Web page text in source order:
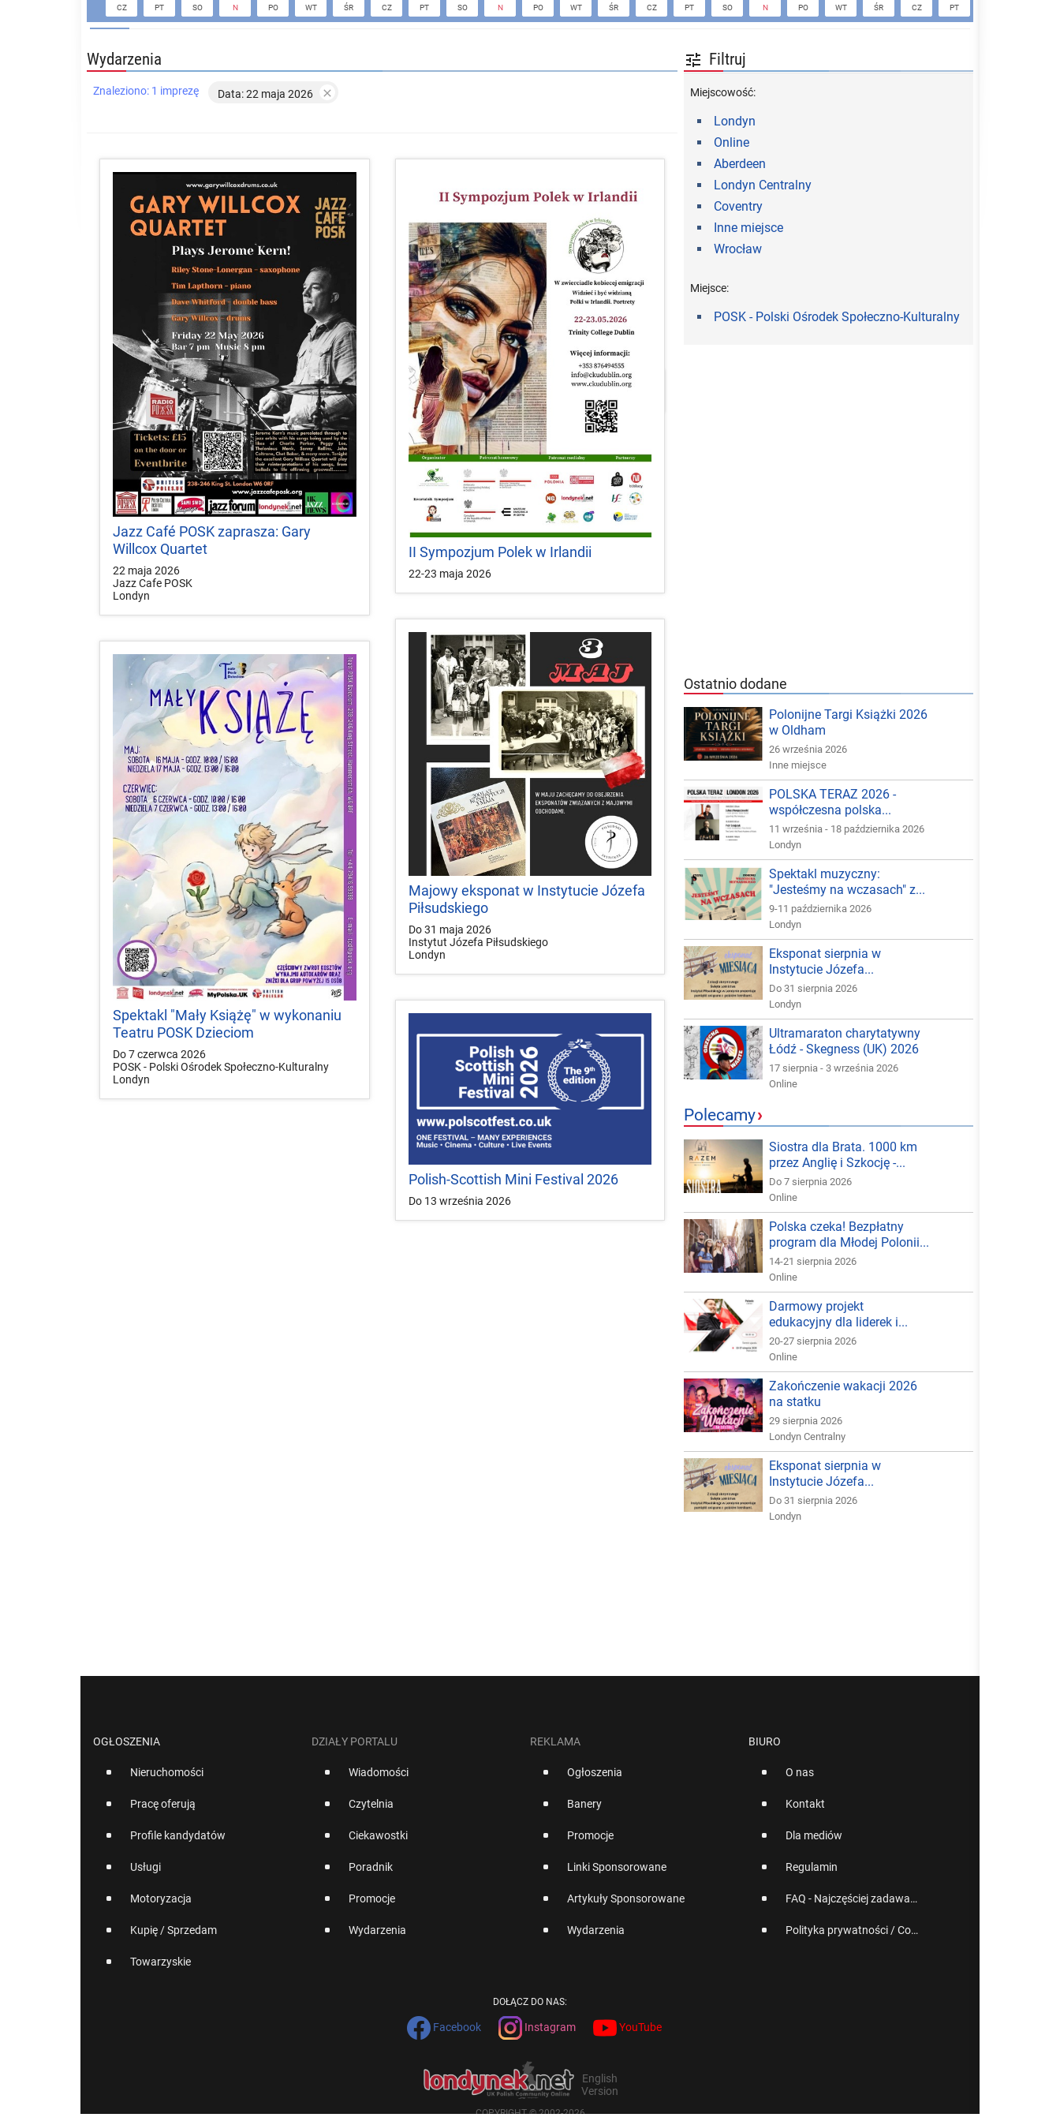
CZ PT SO N PO WT ŚR CZ PT SO N PO WT ŚR CZ PT SO N PO WT ŚR CZ PT
 Filtruj
Miejscowość:
Londyn
Online
Aberdeen
Londyn Centralny
Coventry
Inne miejsce
Wrocław
Miejsce:
POSK - Polski Ośrodek Społeczno-Kulturalny
Wydarzenia

Plakaty

Mapa
local_play
Znaleziono: 1 imprezę Data: 22 maja 2026 
Jazz Café POSK zaprasza: Gary
Willcox Quartet
22 maja 2026
Jazz Cafe POSK
Londyn
II Sympozjum Polek w Irlandii
22-23 maja 2026
Majowy eksponat w Instytucie Józefa
Piłsudskiego
Do 31 maja 2026
Instytut Józefa Piłsudskiego
Londyn
Spektakl "Mały Książę" w wykonaniu
Teatru POSK Dzieciom
Do 7 czerwca 2026
POSK - Polski Ośrodek Społeczno-Kulturalny
Londyn
Polish-Scottish Mini Festival 2026
Do 13 września 2026
Ostatnio dodane
Polonijne Targi Książki 2026
w Oldham
26 września 2026
Inne miejsce
POLSKA TERAZ 2026 -
współczesna polska...
11 września - 18 października 2026
Londyn
Spektakl muzyczny:
"Jesteśmy na wczasach" z...
9-11 października 2026
Londyn
Eksponat sierpnia w
Instytucie Józefa...
Do 31 sierpnia 2026
Londyn
Ultramaraton charytatywny
Łódź - Skegness (UK) 2026
17 sierpnia - 3 września 2026
Online
Polecamy›
Siostra dla Brata. 1000 km
przez Anglię i Szkocję -...
Do 7 sierpnia 2026
Online
Polska czeka! Bezpłatny
program dla Młodej Polonii...
14-21 sierpnia 2026
Online
Darmowy projekt
edukacyjny dla liderek i...
20-27 sierpnia 2026
Online
Zakończenie wakacji 2026
na statku
29 sierpnia 2026
Londyn Centralny
Eksponat sierpnia w
Instytucie Józefa...
Do 31 sierpnia 2026
Londyn
OGŁOSZENIA
Nieruchomości
Pracę oferują
Profile kandydatów
Usługi
Motoryzacja
Kupię / Sprzedam
Towarzyskie
DZIAŁY PORTALU
Wiadomości
Czytelnia
Ciekawostki
Poradnik
Promocje
Wydarzenia
REKLAMA
Ogłoszenia
Banery
Promocje
Linki Sponsorowane
Artykuły Sponsorowane
Wydarzenia
BIURO
O nas
Kontakt
Dla mediów
Regulamin
FAQ - Najczęściej zadawane pytania
Polityka prywatności / Cookies
DOŁĄCZ DO NAS:
Facebook Instagram YouTube
English
Version
COPYRIGHT © 2002-2026